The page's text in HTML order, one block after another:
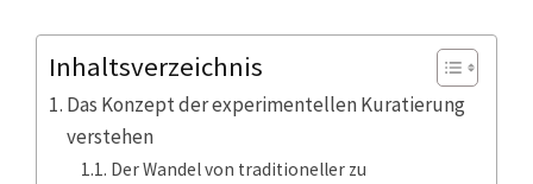
Inhaltsverzeichnis
Das Konzept der experimentellen Kuratierung
verstehen
Der Wandel von traditioneller zu